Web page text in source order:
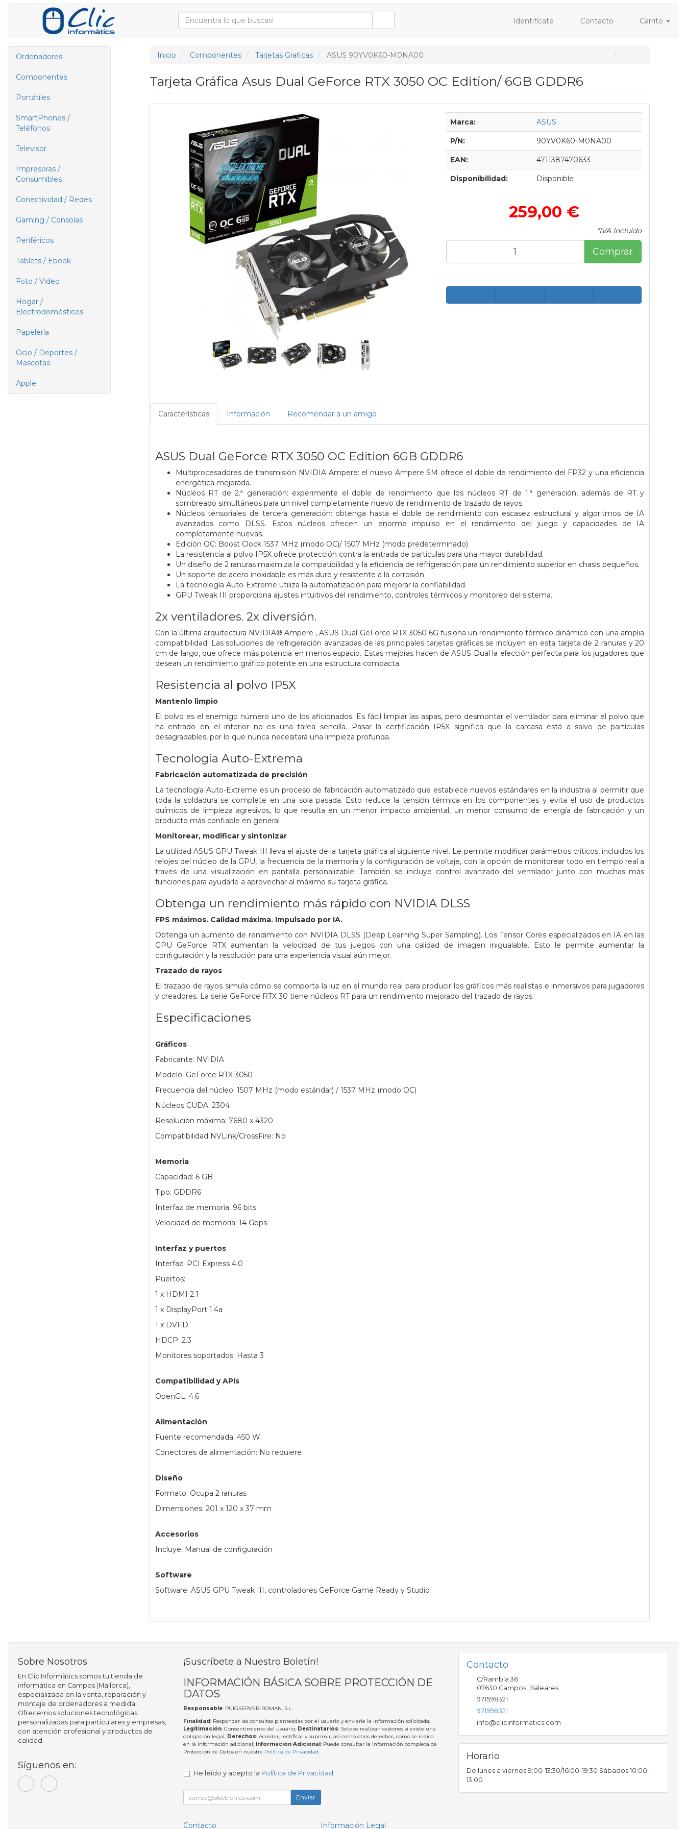
Identifícate Contacto Carrito
Ordenadores
Componentes
Portátiles
SmartPhones /
Teléfonos
Televisor
Impresoras /
Consumibles
Conectividad / Redes
Gaming / Consolas
Periféricos
Tablets / Ebook
Foto / Video
Hogar /
Electrodomésticos
Papelería
Ocio / Deportes /
Mascotas
Apple
Inicio Componentes Tarjetas Graficas ASUS 90YV0K60-M0NA00
Tarjeta Gráfica Asus Dual GeForce RTX 3050 OC Edition/ 6GB GDDR6
Marca: ASUS
P/N: 90YV0K60-M0NA00
EAN: 4711387470633
Disponibilidad: Disponible
259,00 €
*IVA Incluido
Comprar
Características Información Recomendar a un amigo
ASUS Dual GeForce RTX 3050 OC Edition 6GB GDDR6
Multiprocesadores de transmisión NVIDIA Ampere: el nuevo Ampere SM ofrece el doble de rendimiento del FP32 y una eficiencia
energética mejorada.
Núcleos RT de 2.ª generación: experimente el doble de rendimiento que los núcleos RT de 1.ª generación, además de RT y
sombreado simultáneos para un nivel completamente nuevo de rendimiento de trazado de rayos.
Núcleos tensoriales de tercera generación: obtenga hasta el doble de rendimiento con escasez estructural y algoritmos de IA
avanzados como DLSS. Estos núcleos ofrecen un enorme impulso en el rendimiento del juego y capacidades de IA
completamente nuevas.
Edición OC: Boost Clock 1537 MHz (modo OC)/ 1507 MHz (modo predeterminado)
La resistencia al polvo IP5X ofrece protección contra la entrada de partículas para una mayor durabilidad.
Un diseño de 2 ranuras maximiza la compatibilidad y la eficiencia de refrigeración para un rendimiento superior en chasis pequeños.
Un soporte de acero inoxidable es más duro y resistente a la corrosión.
La tecnología Auto-Extreme utiliza la automatización para mejorar la confiabilidad.
GPU Tweak III proporciona ajustes intuitivos del rendimiento, controles térmicos y monitoreo del sistema.
2x ventiladores. 2x diversión.
Con la última arquitectura NVIDIA® Ampere , ASUS Dual GeForce RTX 3050 6G fusiona un rendimiento térmico dinámico con una amplia
compatibilidad. Las soluciones de refrigeración avanzadas de las principales tarjetas gráficas se incluyen en esta tarjeta de 2 ranuras y 20
cm de largo, que ofrece más potencia en menos espacio. Estas mejoras hacen de ASUS Dual la elección perfecta para los jugadores que
desean un rendimiento gráfico potente en una estructura compacta.
Resistencia al polvo IP5X
Mantenlo limpio
El polvo es el enemigo número uno de los aficionados. Es fácil limpiar las aspas, pero desmontar el ventilador para eliminar el polvo que
ha entrado en el interior no es una tarea sencilla. Pasar la certificación IP5X significa que la carcasa está a salvo de partículas
desagradables, por lo que nunca necesitará una limpieza profunda.
Tecnología Auto-Extrema
Fabricación automatizada de precisión
La tecnología Auto-Extreme es un proceso de fabricación automatizado que establece nuevos estándares en la industria al permitir que
toda la soldadura se complete en una sola pasada. Esto reduce la tensión térmica en los componentes y evita el uso de productos
químicos de limpieza agresivos, lo que resulta en un menor impacto ambiental, un menor consumo de energía de fabricación y un
producto más confiable en general
Monitorear, modificar y sintonizar
La utilidad ASUS GPU Tweak III lleva el ajuste de la tarjeta gráfica al siguiente nivel. Le permite modificar parámetros críticos, incluidos los
relojes del núcleo de la GPU, la frecuencia de la memoria y la configuración de voltaje, con la opción de monitorear todo en tiempo real a
través de una visualización en pantalla personalizable. También se incluye control avanzado del ventilador junto con muchas más
funciones para ayudarle a aprovechar al máximo su tarjeta gráfica.
Obtenga un rendimiento más rápido con NVIDIA DLSS
FPS máximos. Calidad máxima. Impulsado por IA.
Obtenga un aumento de rendimiento con NVIDIA DLSS (Deep Learning Super Sampling). Los Tensor Cores especializados en IA en las
GPU GeForce RTX aumentan la velocidad de tus juegos con una calidad de imagen inigualable. Esto le permite aumentar la
configuración y la resolución para una experiencia visual aún mejor.
Trazado de rayos
El trazado de rayos simula cómo se comporta la luz en el mundo real para producir los gráficos más realistas e inmersivos para jugadores
y creadores. La serie GeForce RTX 30 tiene núcleos RT para un rendimiento mejorado del trazado de rayos.
Especificaciones
Gráficos
Fabricante: NVIDIA
Modelo: GeForce RTX 3050
Frecuencia del núcleo: 1507 MHz (modo estándar) / 1537 MHz (modo OC)
Núcleos CUDA: 2304
Resolución máxima: 7680 x 4320
Compatibilidad NVLink/CrossFire: No
Memoria
Capacidad: 6 GB
Tipo: GDDR6
Interfaz de memoria: 96 bits
Velocidad de memoria: 14 Gbps
Interfaz y puertos
Interfaz: PCI Express 4.0
Puertos:
1 x HDMI 2.1
1 x DisplayPort 1.4a
1 x DVI-D
HDCP: 2.3
Monitores soportados: Hasta 3
Compatibilidad y APIs
OpenGL: 4.6
Alimentación
Fuente recomendada: 450 W
Conectores de alimentación: No requiere
Diseño
Formato: Ocupa 2 ranuras
Dimensiones: 201 x 120 x 37 mm
Accesorios
Incluye: Manual de configuración
Software
Software: ASUS GPU Tweak III, controladores GeForce Game Ready y Studio
Sobre Nosotros
En Clic Informàtics somos tu tienda de
informática en Campos (Mallorca),
especializada en la venta, reparación y
montaje de ordenadores a medida.
Ofrecemos soluciones tecnológicas
personalizadas para particulares y empresas,
con atención profesional y productos de
calidad.
Síguenos en:
¡Suscríbete a Nuestro Boletín!
INFORMACIÓN BÁSICA SOBRE PROTECCIÓN DE
DATOS
Responsable: PUIGSERVER-ROMAN, S.L.
Finalidad: Responder las consultas planteadas por el usuario y enviarle la información solicitada;
Legitimación: Consentimiento del usuario; Destinatarios: Solo se realizan cesiones si existe una
obligación legal; Derechos: Acceder, rectificar y suprimir, así como otros derechos, como se indica
en la información adicional; Información Adicional : Puede consultar la información completa de
Protección de Datos en nuestra Política de Privacidad.
He leído y acepto la Política de Privacidad .
Enviar
Contacto Información Legal
Contacto
C/Rambla 36
07630 Campos, Baleares
971598321
971598321
info@clicinformatics.com
Horario
De lunes a viernes 9:00-13:30/16:00-19:30 Sábados 10:00-
13:00